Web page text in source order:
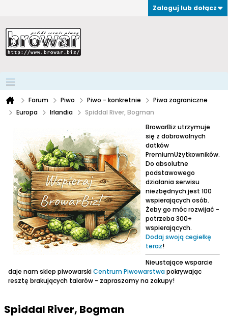
Zaloguj lub dołącz
Forum Piwo Piwo - konkretnie
Piwa zagraniczne
Europa
Irlandia
Spiddal River, Bogman
BrowarBiz utrzymuje
się z dobrowolnych
datków
PremiumUżytkowników.
Do absolutne
podstawowego
działania serwisu
niezbędnych jest 100
wspierających osób.
Żeby go móc rozwijać -
potrzeba 300+
wspierających.
Dodaj swoją cegiełkę
teraz!
Nieustające wsparcie
daje nam sklep piwowarskiCentrum Piwowarstwapokrywając
resztę brakujących talarów - zapraszamy na zakupy!
Spiddal River, Bogman